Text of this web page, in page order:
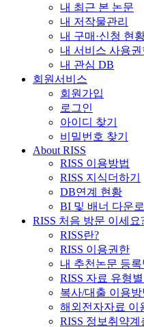
내 최근 본 논문
내 저작물관리
내 구매·신청 현
내 서비스 사용
내 관심 DB
회원서비스
회원가입
로그인
아이디 찾기
비밀번호 찾기
About RISS
RISS 이용방법
RISS 지식더하기
DB연계 현황
BI 및 배너 다운
RISS 처음 방문 이세요
RISS란?
RISS 이용권한
내 추천논문 등록
RISS 자료 유형
복사/대출 이용방
해외전자자료 이
RISS 정보취약